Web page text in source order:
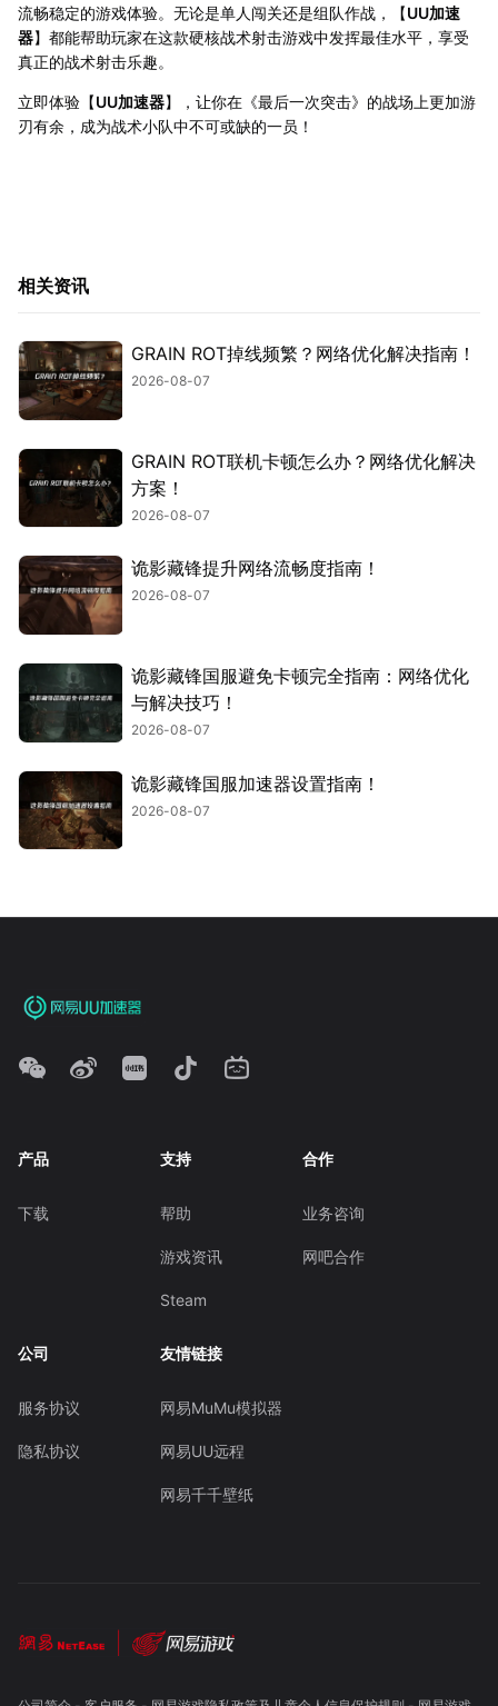
流畅稳定的游戏体验。无论是单人闯关还是组队作战，【UU加速
器】都能帮助玩家在这款硬核战术射击游戏中发挥最佳水平，享受
真正的战术射击乐趣。
立即体验【UU加速器】，让你在《最后一次突击》的战场上更加游
刃有余，成为战术小队中不可或缺的一员！
相关资讯
GRAIN ROT掉线频繁？网络优化解决指南！
2026-08-07
GRAIN ROT联机卡顿怎么办？网络优化解决
方案！
2026-08-07
诡影藏锋提升网络流畅度指南！
2026-08-07
诡影藏锋国服避免卡顿完全指南：网络优化
与解决技巧！
2026-08-07
诡影藏锋国服加速器设置指南！
2026-08-07
产品
下载
支持
帮助
游戏资讯
Steam
合作
业务咨询
网吧合作
公司
服务协议
隐私协议
友情链接
网易MuMu模拟器
网易UU远程
网易千千壁纸